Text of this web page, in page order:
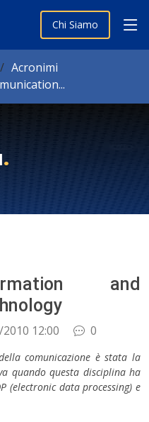
Chi Siamo
Acronimi
.
and
12:00 0
comunicazione è stata la
quando questa disciplina ha
(electronic data processing) e